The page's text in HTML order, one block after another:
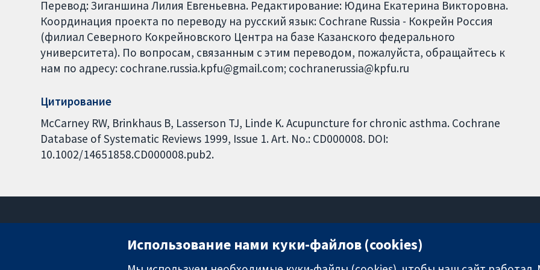
Перевод: Зиганшина Лилия Евгеньевна. Редактирование: Юдина Екатерина Викторовна.
Координация проекта по переводу на русский язык: Cochrane Russia - Кокрейн Россия
(филиал Северного Кокрейновского Центра на базе Казанского федерального
университета). По вопросам, связанным с этим переводом, пожалуйста, обращайтесь к
нам по адресу: cochrane.russia.kpfu@gmail.com; cochranerussia@kpfu.ru
Цитирование
McCarney RW, Brinkhaus B, Lasserson TJ, Linde K. Acupuncture for chronic asthma. Cochrane
Database of Systematic Reviews 1999, Issue 1. Art. No.: CD000008. DOI:
10.1002/14651858.CD000008.pub2.
11-13 Cavendish Square
Использование нами куки-файлов (cookies)